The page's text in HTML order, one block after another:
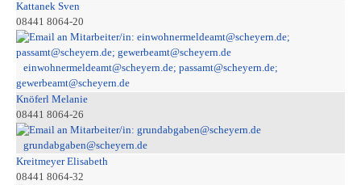
Kattanek Sven
08441 8064-20
einwohnermeldeamt@scheyern.de; passamt@scheyern.de;
gewerbeamt@scheyern.de
Knöferl Melanie
08441 8064-26
grundabgaben@scheyern.de
Kreitmeyer Elisabeth
08441 8064-32